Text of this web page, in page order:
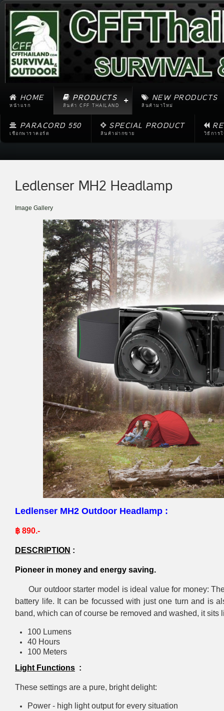
HOME
หน้าแรก
PRODUCTS
สินค้า CFF THAILAND
NEW PRODUCTS
สินค้ามาใหม่
PARACORD 550
เชือกพาราคอร์ด
SPECIAL PRODUCT
สินค้าฝากขาย วิธีการ
Ledlenser MH2 Headlamp
Image Gallery
Ledlenser MH2 Outdoor Headlamp :
฿ 890.-
DESCRIPTION :
Pioneer in money and energy saving.
Our outdoor starter model is ideal value for money:
battery life. It can be focussed with just one turn and is
band, which can of course be removed and washed, it sits
100 Lumens
40 Hours
100 Meters
Light Functions :
These settings are a pure, bright delight:
Power - high light output for every situation